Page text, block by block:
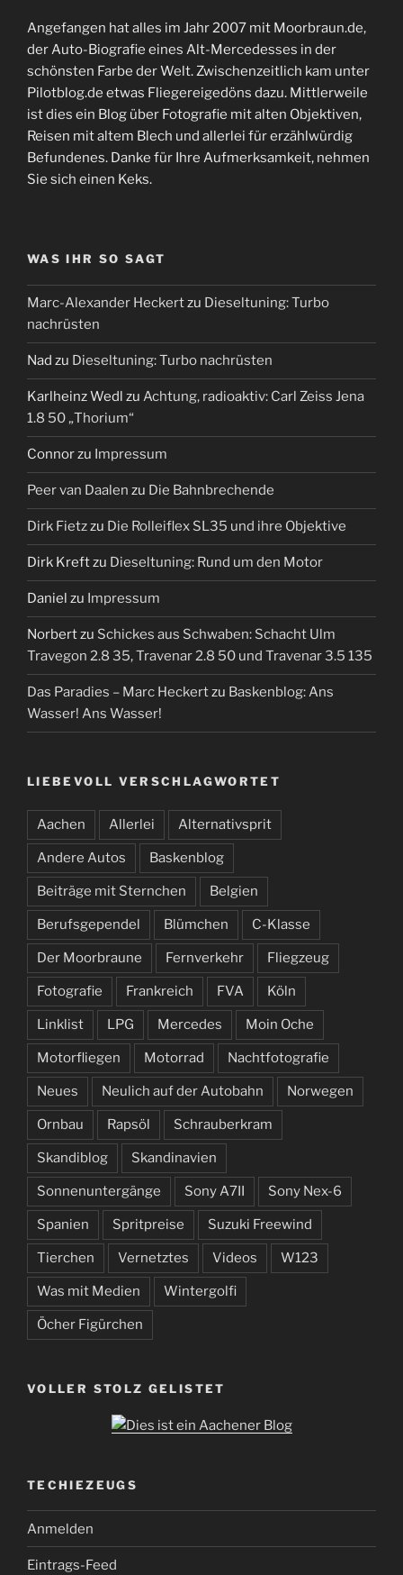
Angefangen hat alles im Jahr 2007 mit Moorbraun.de,
der Auto-Biografie eines Alt-Mercedesses in der
schönsten Farbe der Welt. Zwischenzeitlich kam unter
Pilotblog.de etwas Fliegereigedöns dazu. Mittlerweile
ist dies ein Blog über Fotografie mit alten Objektiven,
Reisen mit altem Blech und allerlei für erzählwürdig
Befundenes. Danke für Ihre Aufmerksamkeit, nehmen
Sie sich einen Keks.
WAS IHR SO SAGT
Marc-Alexander Heckertzu Dieseltuning: Turbo
nachrüsten
Nad zu Dieseltuning: Turbo nachrüsten
Karlheinz Wedl zu Achtung, radioaktiv: Carl Zeiss Jena
1.8 50 „Thorium“
Connorzu Impressum
Peer van Daalen zu Die Bahnbrechende
Dirk Fietzzu Die Rolleiflex SL35 und ihre Objektive
Dirk Kreftzu Dieseltuning: Rund um den Motor
Daniel zu Impressum
Norbertzu Schickes aus Schwaben: Schacht Ulm
Travegon 2.8 35, Travenar 2.8 50 und Travenar 3.5 135
Das Paradies – Marc Heckertzu Baskenblog: Ans
Wasser! Ans Wasser!
LIEBEVOLL VERSCHLAGWORTET
Aachen Allerlei Alternativsprit
Andere Autos Baskenblog
Beiträge mit Sternchen Belgien
Berufsgependel Blümchen C-Klasse
Der Moorbraune Fernverkehr Fliegzeug
Fotografie Frankreich FVA Köln
Linklist LPG Mercedes Moin Oche
Motorfliegen Motorrad Nachtfotografie
Neues Neulich auf der Autobahn Norwegen
Ornbau Rapsöl Schrauberkram
Skandiblog Skandinavien
Sonnenuntergänge Sony A7II Sony Nex-6
Spanien Spritpreise Suzuki Freewind
Tierchen Vernetztes Videos W123
Was mit Medien Wintergolfi
Öcher Figürchen
VOLLER STOLZ GELISTET
TECHIEZEUGS
Anmelden
Eintrags-Feed